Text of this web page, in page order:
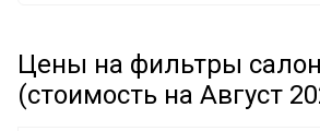
Фильтр, воздух во внутренном
53.124.00 UFI
53.149.00 UFI
Фильтр, воздух во внутренном
54.155.00 UFI
Цены на фильтры
(стоимость на Август